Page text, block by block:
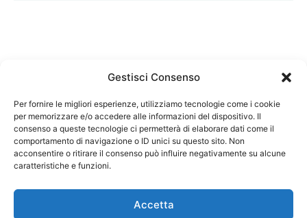
Gestisci Consenso
Per fornire le migliori esperienze, utilizziamo tecnologie come i cookie
per memorizzare e/o accedere alle informazioni del dispositivo. Il
consenso a queste tecnologie ci permetterà di elaborare dati come il
comportamento di navigazione o ID unici su questo sito. Non
acconsentire o ritirare il consenso può influire negativamente su alcune
caratteristiche e funzioni.
Accetta
Federazione Nazionale Degli Ordini dei Biologi:
codice fiscale 80069130583
Responsabile sito internet www.fnob.it: Vincenzo